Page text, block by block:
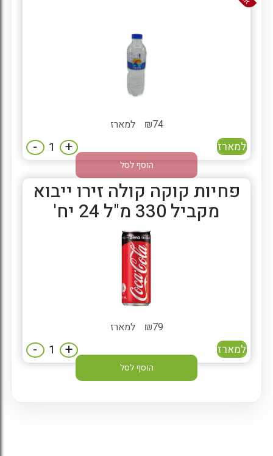
74
₪ למארז
למארז +
-
הוסף לסל
פחיות קוקה קולה זירו ייבוא
מקביל 330 מ"ל 24 יח'
79
₪ למארז
למארז +
-
הוסף לסל